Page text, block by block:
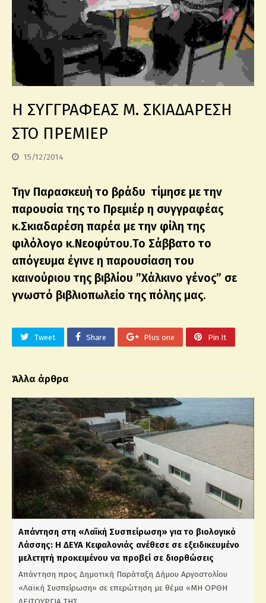
Η ΣΥΓΓΡΑΦΕΑΣ Μ. ΣΚΙΑΔΑΡΕΣΗ
ΣΤΟ ΠΡΕΜΙΕΡ
15/12/2014
Την Παρασκευή το βράδυ τίμησε με την
παρουσία της το Πρεμιέρ η συγγραφέας
κ.Σκιαδαρέση παρέα με την φίλη της
φιλόλογο κ.Νεοφύτου.Το Σάββατο το
απόγευμα έγινε η παρουσίαση του
καινούριου της βιβλίου ”Χάλκινο γένος” σε
γνωστό βιβλιοπωλείο της πόλης μας.
Tweet Share Plus one Pin It
Άλλα άρθρα
Απάντηση στη «Λαϊκή Συσπείρωση» για το βιολογικό
Λάσσης: Η ΔΕΥΑ Κεφαλονιάς ανέθεσε σε εξειδικευμένο
μελετητή προκειμένου να προβεί σε διορθώσεις
Απάντηση προς Δημοτική Παράταξη Δήμου Αργοστολίου
«Λαϊκή Συσπείρωση» σε επερώτηση με θέμα «ΜΗ ΟΡΘΗ